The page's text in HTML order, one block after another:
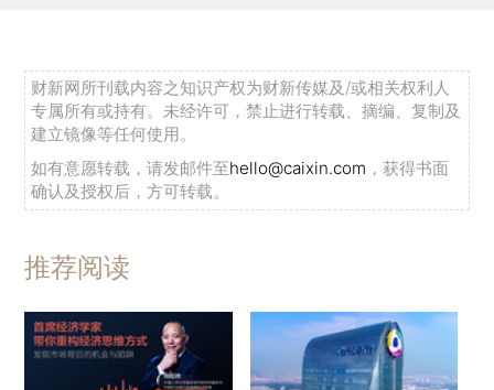
财新网所刊载内容之知识产权为财新传媒及/或相关权利人
专属所有或持有。未经许可，禁止进行转载、摘编、复制及
建立镜像等任何使用。
如有意愿转载，请发邮件至hello@caixin.com ，获得书面
确认及授权后，方可转载。
推荐阅读